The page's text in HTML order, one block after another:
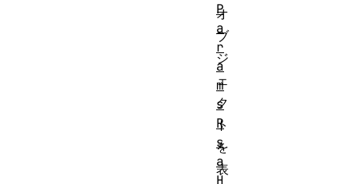
オ
ブ
ジ
ェ
ク
ト
を
表
P
a
r
a
m
s
R
s
a
H